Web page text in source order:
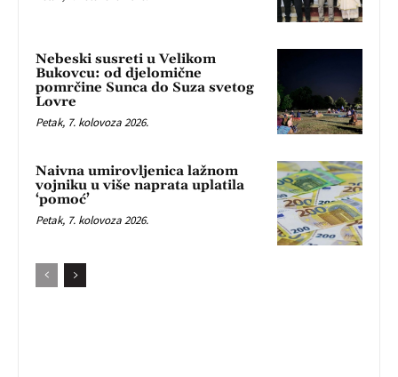
Nebeski susreti u Velikom
Bukovcu: od djelomične
pomrčine Sunca do Suza svetog
Lovre
Petak, 7. kolovoza 2026.
Naivna umirovljenica lažnom
vojniku u više naprata uplatila
‘pomoć’
Petak, 7. kolovoza 2026.